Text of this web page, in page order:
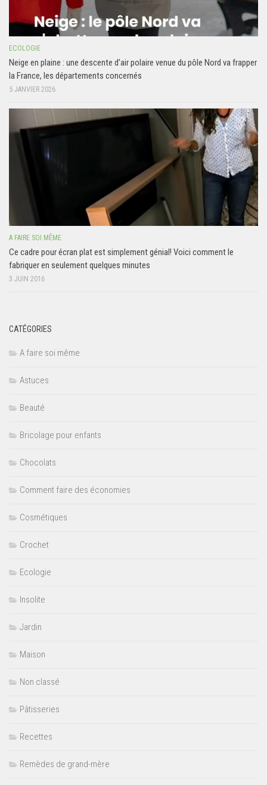
ECOLOGIE
Neige en plaine : une descente d’air polaire venue du pôle Nord va frapper
la France, les départements concernés
5 JANVIER 2026
A FAIRE SOI MÊME
Ce cadre pour écran plat est simplement génial! Voici comment le
fabriquer en seulement quelques minutes
3 JUIN 2016
CATÉGORIES
A faire soi même
Astuces
Beauté
Bricolage pour enfants
Chocolats
Comment faire des économies
Cosmétiques
Crochet
Ecologie
Insolite
Jardin
Maison
Non classé
Pâtisseries
Recettes
Remèdes de grand-mère